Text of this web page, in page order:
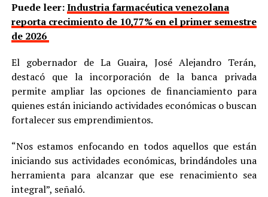
Puede leer:Industria farmacéutica venezolana
reporta crecimiento de 10,77% en el primer semestre
de 2026
El gobernador de La Guaira, José Alejandro Terán,
destacó que la incorporación de la banca privada
permite ampliar las opciones de financiamiento para
quienes están iniciando actividades económicas o buscan
fortalecer sus emprendimientos.
“Nos estamos enfocando en todos aquellos que están
iniciando sus actividades económicas, brindándoles una
herramienta para alcanzar que ese renacimiento sea
integral”, señaló.